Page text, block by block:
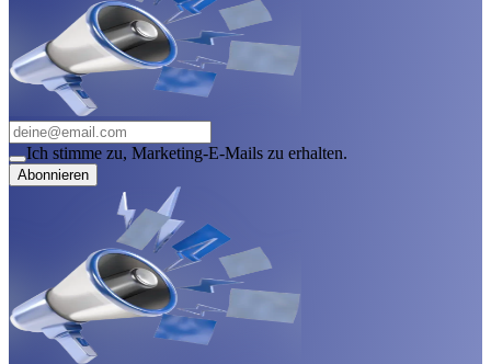
Ich stimme zu, Marketing-E-Mails zu erhalten.
Abonnieren